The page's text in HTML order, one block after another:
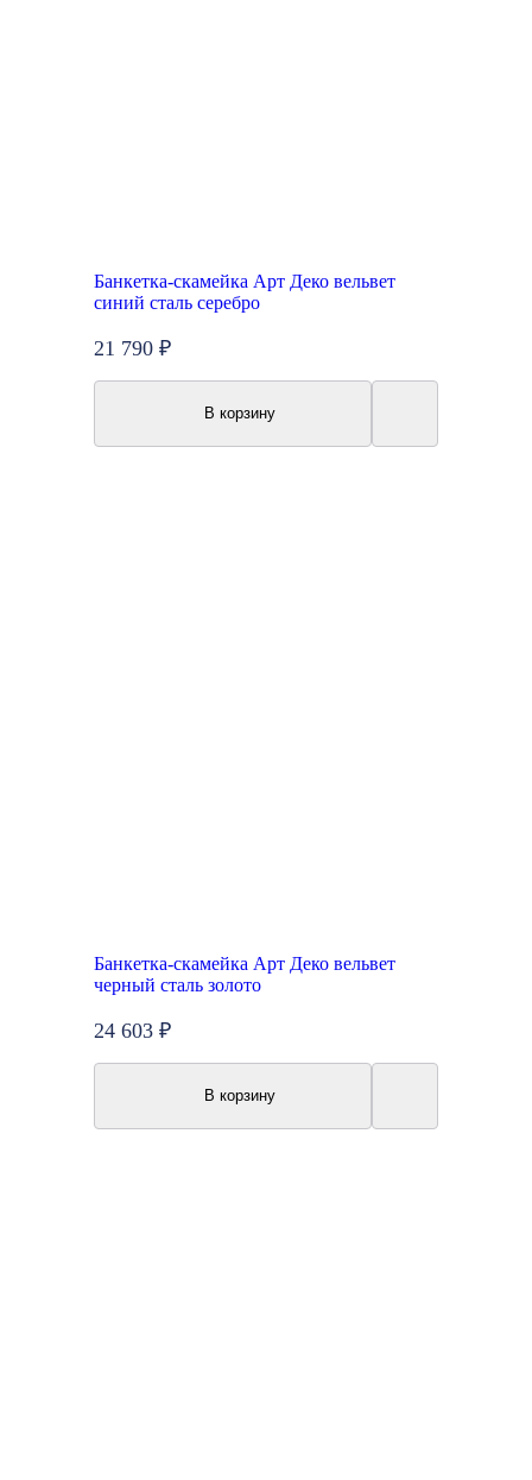
Банкетка-скамейка Арт Деко вельвет
синий сталь серебро
21 790 ₽
В корзину
Банкетка-скамейка Арт Деко вельвет
черный сталь золото
24 603 ₽
В корзину